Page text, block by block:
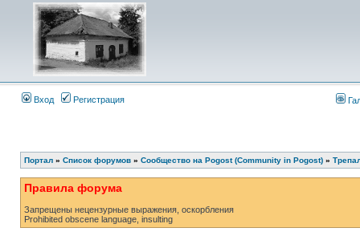
Вход Регистрация
Портал » Список форумов » Сообщество на Pogost (Community in Pogost) »
Правила форума
Запрещены нецензурные выражения, оскорбления
Prohibited obscene language, insulting